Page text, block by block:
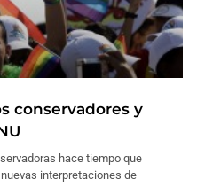
conservadores y
hace tiempo que
interpretaciones de